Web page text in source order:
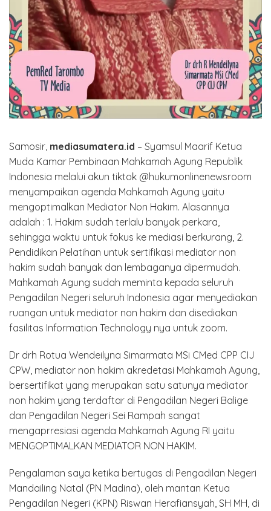
Samosir, mediasumatera.id – Syamsul Maarif Ketua
Muda Kamar Pembinaan Mahkamah Agung Republik
Indonesia melalui akun tiktok @hukumonlinenewsroom
menyampaikan agenda Mahkamah Agung yaitu
mengoptimalkan Mediator Non Hakim. Alasannya
adalah : 1. Hakim sudah terlalu banyak perkara,
sehingga waktu untuk fokus ke mediasi berkurang, 2.
Pendidikan Pelatihan untuk sertifikasi mediator non
hakim sudah banyak dan lembaganya dipermudah.
Mahkamah Agung sudah meminta kepada seluruh
Pengadilan Negeri seluruh Indonesia agar menyediakan
ruangan untuk mediator non hakim dan disediakan
fasilitas Information Technology nya untuk zoom.
Dr drh Rotua Wendeilyna Simarmata MSi CMed CPP CIJ
CPW, mediator non hakim akredetasi Mahkamah Agung,
bersertifikat yang merupakan satu satunya mediator
non hakim yang terdaftar di Pengadilan Negeri Balige
dan Pengadilan Negeri Sei Rampah sangat
mengaprresiasi agenda Mahkamah Agung RI yaitu
MENGOPTIMALKAN MEDIATOR NON HAKIM.
Pengalaman saya ketika bertugas di Pengadilan Negeri
Mandailing Natal (PN Madina), oleh mantan Ketua
Pengadilan Negeri (KPN) Riswan Herafiansyah, SH MH, di